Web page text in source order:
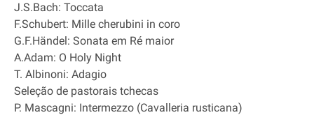
J.S.Bach: Toccata
F.Schubert: Mille cherubini in coro
G.F.Händel: Sonata em Ré maior
A.Adam: O Holy Night
T. Albinoni: Adagio
Seleção de pastorais tchecas
P. Mascagni: Intermezzo (Cavalleria rusticana)